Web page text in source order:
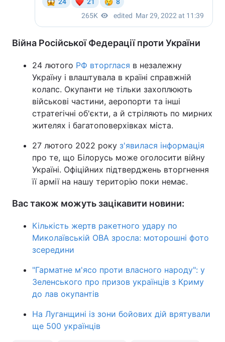
Війна Російської Федерації проти України
24 лютого РФ вторглася в незалежну
Україну і влаштувала в країні справжній
колапс. Окупанти не тільки захоплюють
військові частини, аеропорти та інші
стратегічні об'єкти, а й стріляють по мирних
жителях і багатоповерхівках міста.
27 лютого 2022 року з'явилася інформація
про те, що Білорусь може оголосити війну
Україні. Офіційних підтверджень вторгнення
її армії на нашу територію поки немає.
Вас також можуть зацікавити новини:
Кількість жертв ракетного удару по
Миколаївській ОВА зросла: моторошні фото
зсередини
"Гарматне м'ясо проти власного народу": у
Зеленського про призов українців з Криму
до лав окупантів
На Луганщині із зони бойових дій врятували
ще 500 українців